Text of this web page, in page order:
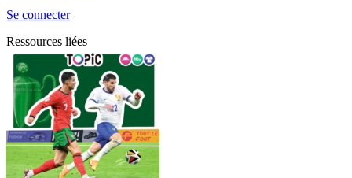
Se connecter
Ressources liées